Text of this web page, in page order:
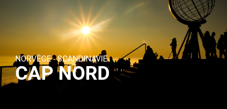
NORVÈGE - SCANDINAVIE
CAP NORD